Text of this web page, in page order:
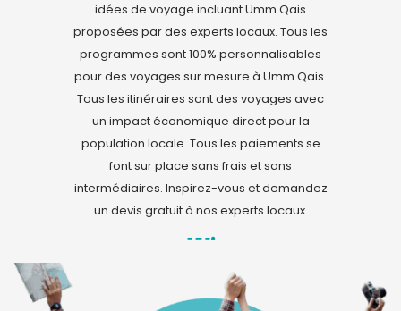
idées de voyage incluant Umm Qais
proposées par des experts locaux. Tous les
programmes sont 100% personnalisables
pour des voyages sur mesure à Umm Qais.
Tous les itinéraires sont des voyages avec
un impact économique direct pour la
population locale. Tous les paiements se
font sur place sans frais et sans
intermédiaires. Inspirez-vous et demandez
un devis gratuit à nos experts locaux.